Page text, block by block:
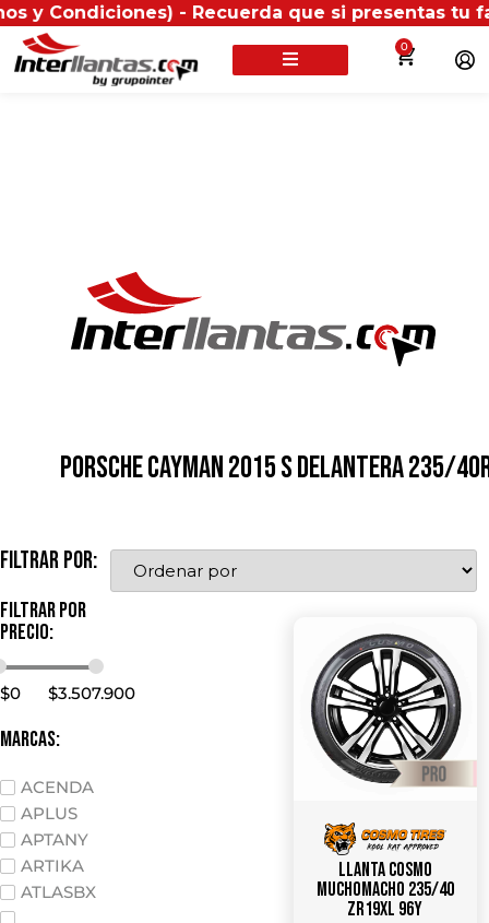
- Recuerda que si presentas tu
0
PORSCHE CAYMAN 2015 S DELANTERA 235/
Filtrar por:
Filtrar por
precio:
$0 $3.507.900
marcas:
ACENDA
APLUS
APTANY
ARTIKA
ATLASBX
Llanta COSMO
MUCHOMACHO 235/40
ZR19XL 96Y